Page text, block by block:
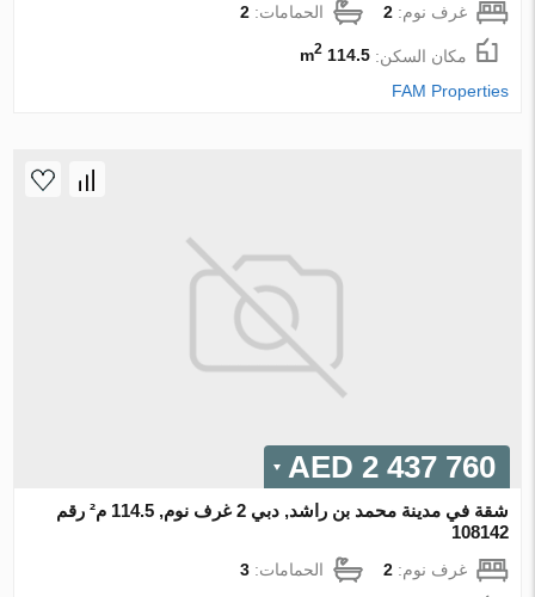
غرف نوم:2 الحمامات:2
مكان السكن:114.5 m
2
FAM Properties
2 437 760 AED
شقة في مدينة محمد بن راشد, دبي 2 غرف نوم, 114.5 م² رقم
108142
غرف نوم:2 الحمامات:3